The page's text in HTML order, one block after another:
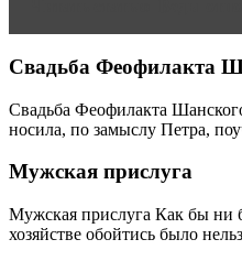
Свадьба Феофилакта
Свадьба Феофилакта
носила, по замыслу Петра,
Мужская прислуга
Мужская прислуга Как бы ни
хозяйстве обойтись было